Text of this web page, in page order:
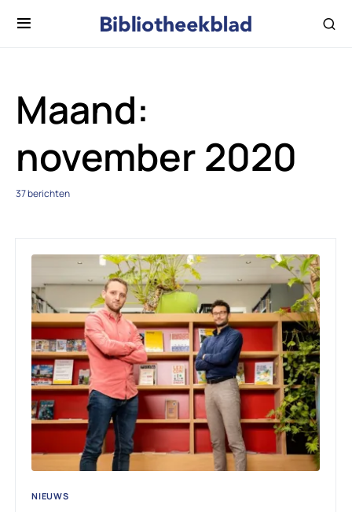
Maand:
november 2020
37 berichten
NIEUWS